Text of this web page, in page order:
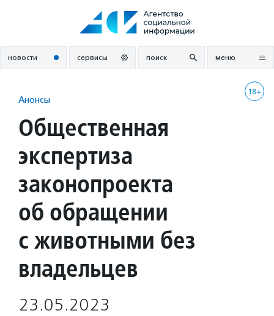
новости сервисы поиск меню
18+
Анонсы
Общественная
экспертиза
законопроекта
об обращении
с животными без
владельцев
23.05.2023